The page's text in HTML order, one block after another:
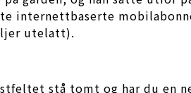
internettbaserte
utelatt).
stå tomt og har du